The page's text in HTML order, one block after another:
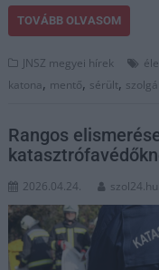
TOVÁBB OLVASOM
JNSZ megyei hírek
katona, mentő, sérült,
Rangos
2026.04.24. szol24.hu